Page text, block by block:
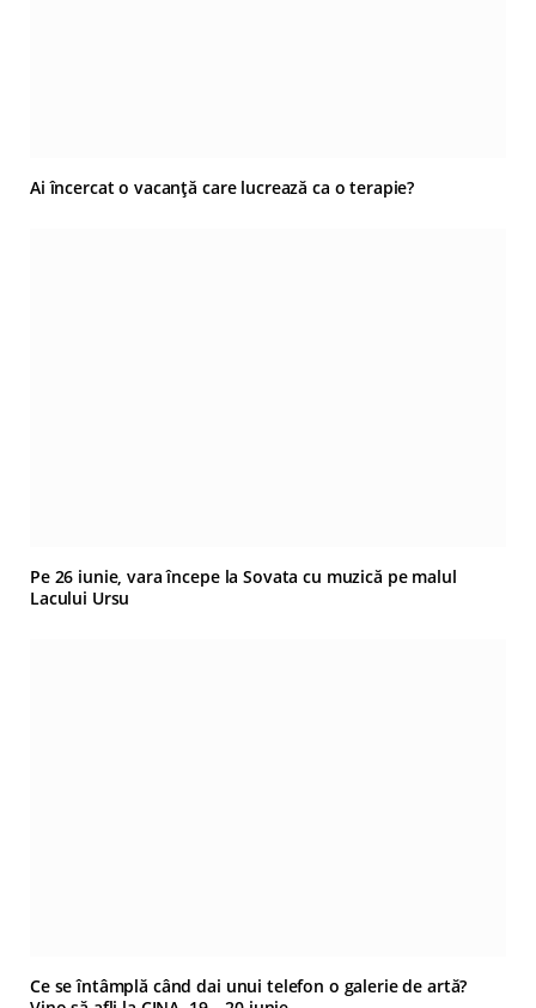
Ai încercat o vacanță care lucrează ca o terapie?
Pe 26 iunie, vara începe la Sovata cu muzică pe malul
Lacului Ursu
Ce se întâmplă când dai unui telefon o galerie de artă?